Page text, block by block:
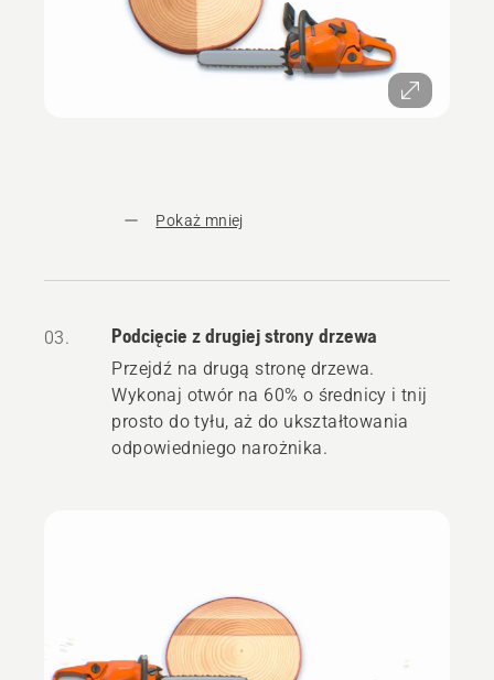
Pokaż mniej
03. Podcięcie z drugiej strony drzewa
Przejdź na drugą stronę drzewa.
Wykonaj otwór na 60% o średnicy i tnij
prosto do tyłu, aż do ukształtowania
odpowiedniego narożnika.